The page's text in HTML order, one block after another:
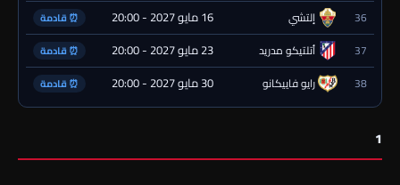
36 إلتشي 16 مايو 2027 - 20:00 ⏰ قادمة
37 أتلتيكو مدريد 23 مايو 2027 - 20:00 ⏰ قادمة
38 رايو فاييكانو 30 مايو 2027 - 20:00 ⏰ قادمة
1